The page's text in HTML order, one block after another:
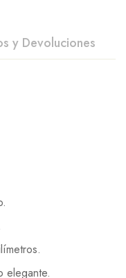
y Devoluciones
elegante.